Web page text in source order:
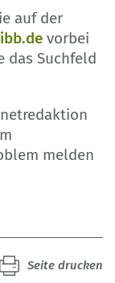
auf der
vorbei
das Suchfeld
melden
Seite drucken